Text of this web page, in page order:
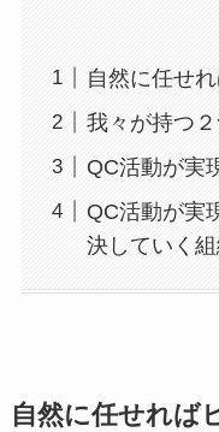
自然に任せ
我々が持つ
QC活動が実
QC活動が実
決していく
自然に任せれば